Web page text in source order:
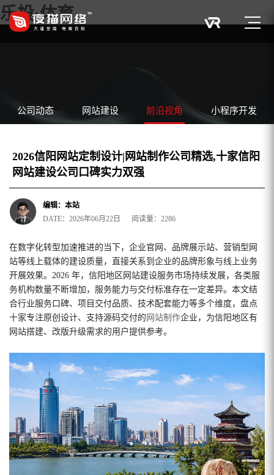
乐投·体育
公司动态 网站建设 前沿视角 小程序开发
2026信阳网站定制设计|网站制作公司精选,十家信阳
网站建设公司口碑实力双强
编辑：本站
DATE：2026年06月22日 阅读量：2286
在数字化转型加速推进的当下，企业官网、品牌展示站、营销型网
站等线上载体的建设质量，直接关系到企业的品牌形象与线上业务
开展效果。2026 年，信阳地区网站建设服务市场持续发展，各类服
务机构数量不断增加，服务能力与交付标准存在一定差异。本文结
合行业服务口碑、项目交付品质、技术配套能力等多个维度，盘点
十家专注原创设计、支持源码交付的 网站制作企业，为信阳地区有
网站搭建、改版升级需求的用户提供参考。